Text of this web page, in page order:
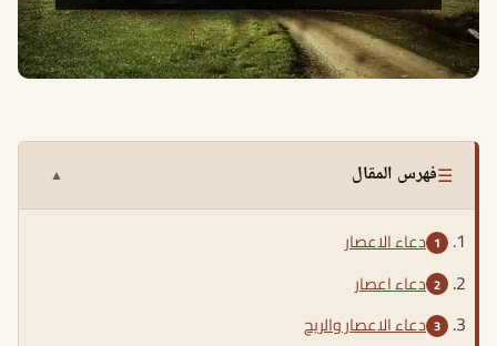
☰فهرس المقال ▲
دعاء الاعصار
دعاء اعصار
دعاء الاعصار والريح